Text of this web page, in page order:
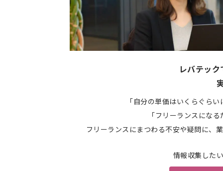
レバテッ
「自分の単価はいくらぐら
「フリーランスにな
フリーランスにまつわる不安や疑問に、
情報収集した